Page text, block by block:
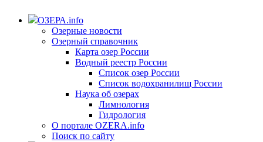
ОЗЕРА.info
Озерные новости
Озерный справочник
Карта озер России
Водный реестр России
Список озер России
Список водохранилищ России
Наука об озерах
Лимнология
Гидрология
О портале OZERA.info
Поиск по сайту